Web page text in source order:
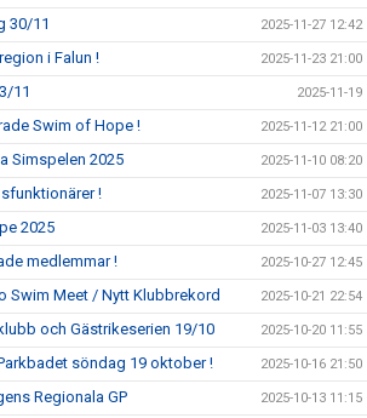
30/11 2025-11-27 12:42
i Falun ! 2025-11-23 21:00
11 2025-11-19
Swim of Hope ! 2025-11-12 21:00
Simspelen 2025 2025-11-10 08:20
! 2025-11-07 13:30
2025 2025-11-03 13:40
medlemmar ! 2025-10-27 12:45
Swim Meet / Nytt Klubbrekord 2025-10-21 22:54
och Gästrikeserien 19/10 2025-10-20 11:55
söndag 19 oktober ! 2025-10-16 21:50
Regionala GP 2025-10-13 11:15